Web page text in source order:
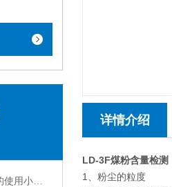
如下便是智能一体化蒸馏器的使用小常识
详情介绍
LD-3F煤粉含量检测
1、粉尘的粒度